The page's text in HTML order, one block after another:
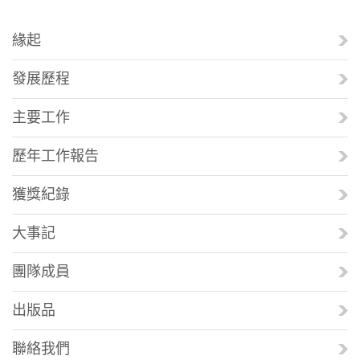
緣起
發展歷程
主要工作
歷年工作報告
獲獎紀錄
大事記
團隊成員
出版品
聯絡我們